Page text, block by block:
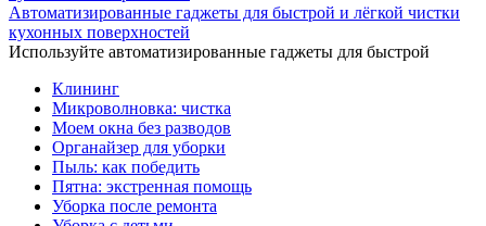
Автоматизированные гаджеты для быстрой и лёгкой чистки
кухонных поверхностей
Используйте автоматизированные гаджеты для быстрой
Клининг
Микроволновка: чистка
Моем окна без разводов
Органайзер для уборки
Пыль: как победить
Пятна: экстренная помощь
Уборка после ремонта